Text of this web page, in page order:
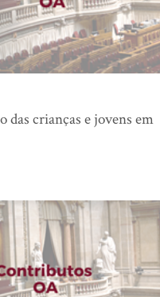
das crianças e jovens em